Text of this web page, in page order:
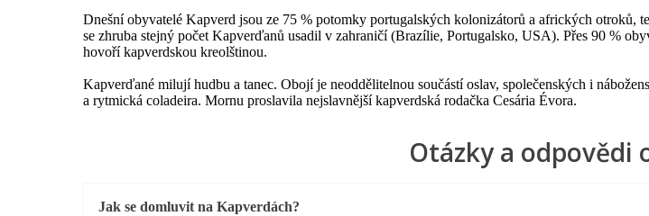
Dnešní obyvatelé Kapverd jsou ze 75 % potomky portugalských kolonizátorů a afrických otroků,
se zhruba stejný počet Kapverďanů usadil v zahraničí (Brazílie, Portugalsko, USA). Přes 90 %
hovoří kapverdskou kreolštinou.
Kapverďané milují hudbu a tanec. Obojí je neoddělitelnou součástí oslav, společenských i
a rytmická coladeira. Mornu proslavila nejslavnější kapverdská rodačka Cesária Évora.
Otázky a odpovědi
Jak se domluvit na Kapverdách?